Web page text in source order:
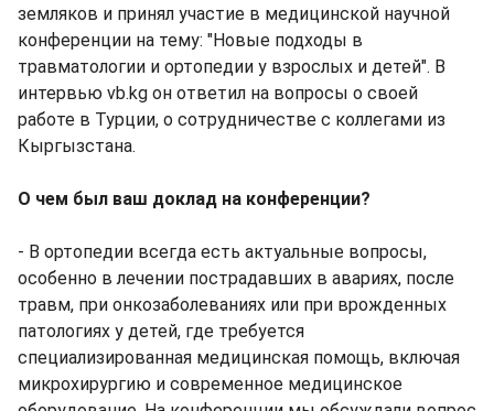
земляков и принял участие в медицинской научной
конференции на тему: "Новые подходы в
травматологии и ортопедии у взрослых и детей". В
интервью vb.kg он ответил на вопросы о своей
работе в Турции, о сотрудничестве с коллегами из
Кыргызстана.
О чем был ваш доклад на конференции?
- В ортопедии всегда есть актуальные вопросы,
особенно в лечении пострадавших в авариях, после
травм, при онкозаболеваниях или при врожденных
патологиях у детей, где требуется
специализированная медицинская помощь, включая
микрохирургию и современное медицинское